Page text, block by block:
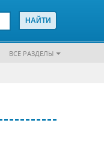
ВСЕ РАЗДЕЛЫ